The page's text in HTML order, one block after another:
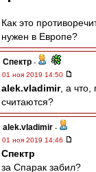
Как это
нужен в Европе?
Спектр -
01 ноя 2019 14:50
alek.vladimir, а что,
считаются?
alek.vladimir -
01 ноя 2019 14:46
Спектр
за Спарак забил?